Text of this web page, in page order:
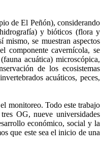
de El Peñón), considerando
y bióticos (flora y
mismo, se muestran aspectos
componente cavernícola, se
acuática) microscópica,
de los ecosistemas
acuáticos, peces,
monitoreo. Todo este trabajo
OG, nueve universidades
económico, social y la
que este sea el inicio de una